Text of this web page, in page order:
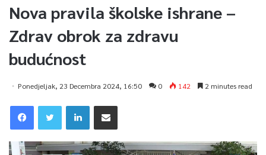
Nova pravila školske ishrane –
Zdrav obrok za zdravu
budućnost
Ponedjeljak, 23 Decembra 2024, 16:50 0 142 2 minutes read